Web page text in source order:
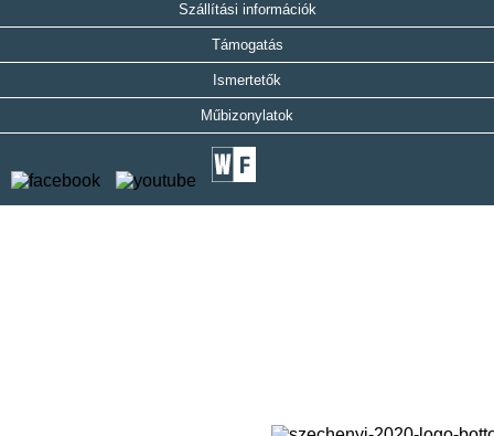
Szállítási információk
Támogatás
Ismertetők
Műbizonylatok